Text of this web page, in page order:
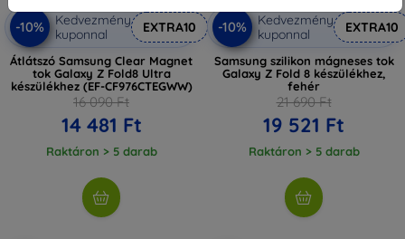
-10%
Kedvezmény
kuponnal
EXTRA10
Átlátszó Samsung Clear Magnet
tok Galaxy Z Fold8 Ultra
készülékhez (EF-CF976CTEGWW)
16 090 Ft
14 481 Ft
Raktáron > 5 darab
-10%
Kedvezmény
kuponnal
EXTRA10
Samsung szilikon mágneses tok
Galaxy Z Fold 8 készülékhez,
fehér
21 690 Ft
19 521 Ft
Raktáron > 5 darab